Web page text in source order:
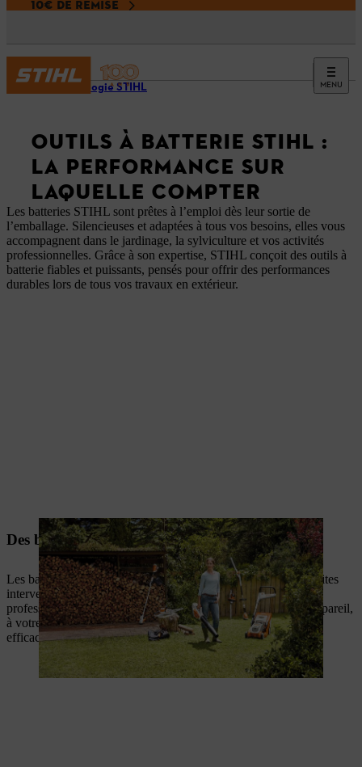
10€ DE REMISE
MENU
Technologie STIHL
OUTILS À BATTERIE STIHL :
LA PERFORMANCE SUR
LAQUELLE COMPTER
Les batteries STIHL sont prêtes à l’emploi dès leur sortie de
l’emballage. Silencieuses et adaptées à tous vos besoins, elles vous
accompagnent dans le jardinage, la sylviculture et vos activités
professionnelles. Grâce à son expertise, STIHL conçoit des outils à
batterie fiables et puissants, pensés pour offrir des performances
durables lors de tous vos travaux en extérieur.
Des batteries au service de tous vos besoins
Les batteries STIHL répondent à toutes les exigences : des petites
interventions d’entretien aux journées de travail intensives des
professionnels. Elles offrent une autonomie adaptée à votre appareil,
à votre activité et à vos besoins, pour vous accompagner
efficacement dans chaque situation.